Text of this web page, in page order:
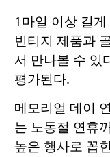
1마일 이상 길
빈티지 제품과
서 만나볼 수 있
평가된다.
메모리얼 데이
는 노동절 연휴
높은 행사로 꼽